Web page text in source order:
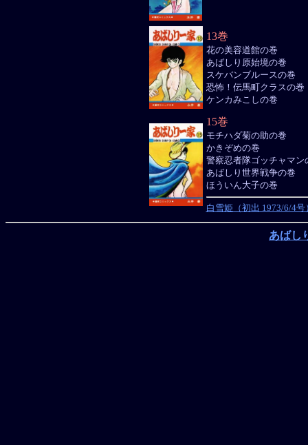
13巻
花の美容道館の巻
あばしり原始境の巻
スケバンブルースの巻
恐怖！伝馬町クラスの巻
ケンカみこしの巻
15巻
モチハダ菊の助の巻
かきぞめの巻
警察忍者隊ゴッチャマン
あばしり世界戦争の巻
ほういん大子の巻
白雪姫（初出 1973/6/4号
あばし